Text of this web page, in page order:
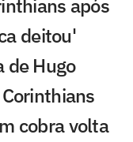
após
deitou'
de Hugo
cobra volta